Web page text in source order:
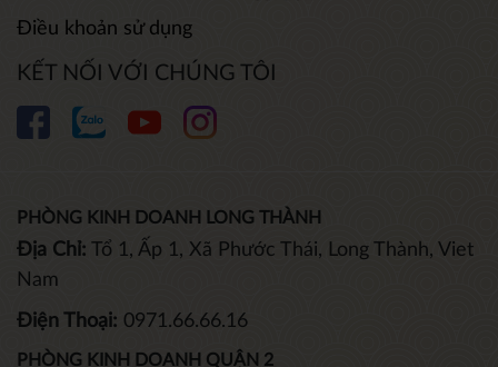
Điều khoản sử dụng
KẾT NỐI VỚI CHÚNG TÔI
PHÒNG KINH DOANH LONG THÀNH
Địa Chỉ: Tổ 1, Ấp 1, Xã Phước Thái, Long Thành, Viet
Nam
Điện Thoại: 0971.66.66.16
PHÒNG KINH DOANH QUẬN 2